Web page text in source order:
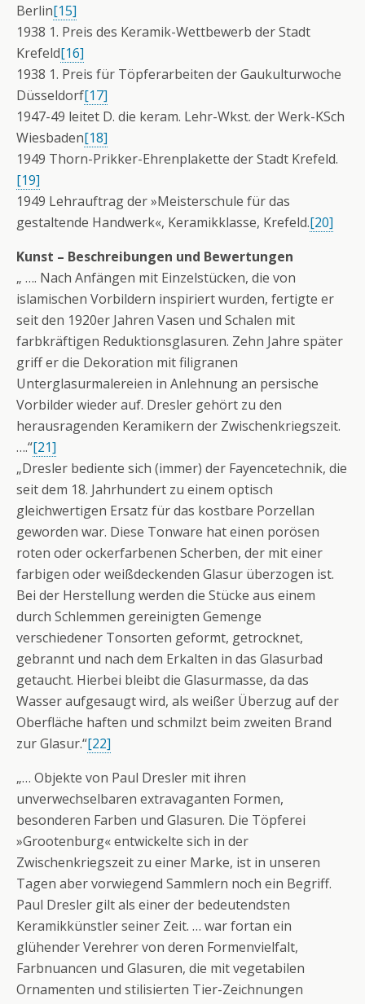
Berlin[15]
1938 1. Preis des Keramik-Wettbewerb der Stadt
Krefeld[16]
1938 1. Preis für Töpferarbeiten der Gaukulturwoche
Düsseldorf[17]
1947-49 leitet D. die keram. Lehr-Wkst. der Werk-KSch
Wiesbaden[18]
1949 Thorn-Prikker-Ehrenplakette der Stadt Krefeld.
[19]
1949 Lehrauftrag der »Meisterschule für das
gestaltende Handwerk«, Keramikklasse, Krefeld.[20]
Kunst – Beschreibungen und Bewertungen
„ …. Nach Anfängen mit Einzelstücken, die von
islamischen Vorbildern inspiriert wurden, fertigte er
seit den 1920er Jahren Vasen und Schalen mit
farbkräftigen Reduktionsglasuren. Zehn Jahre später
griff er die Dekoration mit filigranen
Unterglasurmalereien in Anlehnung an persische
Vorbilder wieder auf. Dresler gehört zu den
herausragenden Keramikern der Zwischenkriegszeit.
….“[21]
„Dresler bediente sich (immer) der Fayencetechnik, die
seit dem 18. Jahrhundert zu einem optisch
gleichwertigen Ersatz für das kostbare Porzellan
geworden war. Diese Tonware hat einen porösen
roten oder ockerfarbenen Scherben, der mit einer
farbigen oder weißdeckenden Glasur überzogen ist.
Bei der Herstellung werden die Stücke aus einem
durch Schlemmen gereinigten Gemenge
verschiedener Tonsorten geformt, getrocknet,
gebrannt und nach dem Erkalten in das Glasurbad
getaucht. Hierbei bleibt die Glasurmasse, da das
Wasser aufgesaugt wird, als weißer Überzug auf der
Oberfläche haften und schmilzt beim zweiten Brand
zur Glasur.“[22]
„… Objekte von Paul Dresler mit ihren
unverwechselbaren extravaganten Formen,
besonderen Farben und Glasuren. Die Töpferei
»Grootenburg« entwickelte sich in der
Zwischenkriegszeit zu einer Marke, ist in unseren
Tagen aber vorwiegend Sammlern noch ein Begriff.
Paul Dresler gilt als einer der bedeutendsten
Keramikkünstler seiner Zeit. … war fortan ein
glühender Verehrer von deren Formenvielfalt,
Farbnuancen und Glasuren, die mit vegetabilen
Ornamenten und stilisierten Tier-Zeichnungen